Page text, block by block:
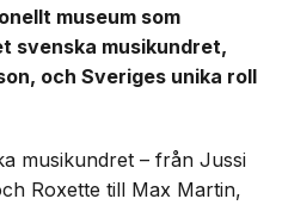
museum som
svenska musikundret,
och Sveriges unika roll
musikundret – från Jussi
Roxette till Max Martin,